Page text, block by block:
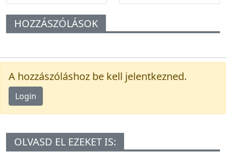
HOZZÁSZÓLÁSOK
A hozzászóláshoz be kell jelentkezned.
Login
OLVASD EL EZEKET IS: